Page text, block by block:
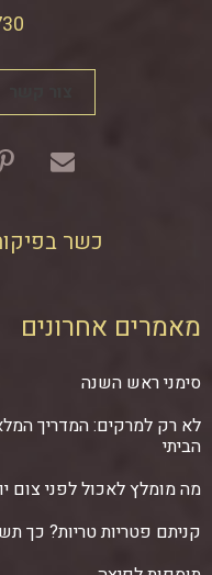
כשר
מאמרים אחרונים
סימני ראש השנה
לא רק למרקים: המדריך
הביתי
מה מומלץ לאכול לפני צום
קניתם פטריות טריות? כך